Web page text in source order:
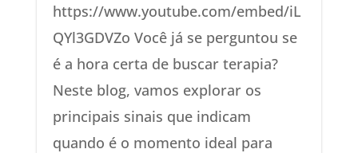
https://www.youtube.com/embed/iL
QYl3GDVZo Você já se perguntou se
é a hora certa de buscar terapia?
Neste blog, vamos explorar os
principais sinais que indicam
quando é o momento ideal para